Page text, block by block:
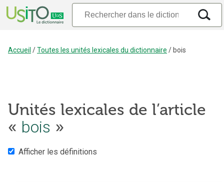
Accueil /Toutes les unités lexicales du dictionnaire / bois
Unités lexicales de l’article
« bois »
Afficher les définitions